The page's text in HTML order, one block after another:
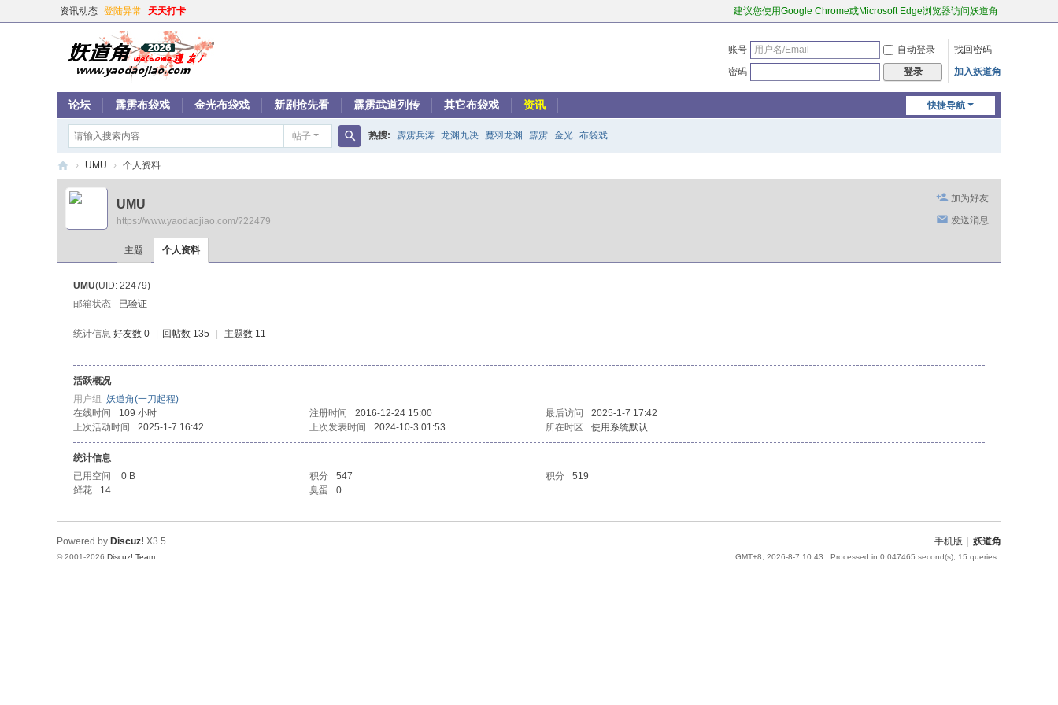
资讯动态 登陆异常 天天打卡 建议您使用Google Chrome或Microsoft Edge浏览器访问妖道角
账号 自动登录
找回密码
密码
登录 加入妖道角
快捷导航
论坛 霹雳布袋戏 金光布袋戏 新剧抢先看 霹雳武道列传 其它布袋戏 资讯
帖子
索
热搜: 霹雳兵涛 龙渊九决 魔羽龙渊 霹雳 金光 布袋戏
妖
角
› UMU › 个人资料
加为好友
发送消息
UMU
https://www.yaodaojiao.com/?22479
主题 个人资料
UMU(UID: 22479)
邮箱状态
已验证
统计信息 好友数 0 回帖数 135 主题数 11
活跃概况
用户组 妖道角(一刀起程)
在线时间
109 小时 注册时间 2016-12-24 15:00 最后访问
2025-1-7 17:42
上次活动时间
2025-1-7 16:42 上次发表时间 2024-10-3 01:53 所在时区 使用系统默认
统计信息
已用空间
0 B 积分 547 积分
519
鲜花
14 臭蛋 0
手机版 妖道角
GMT+8, 2026-8-7 10:43 , Processed in 0.047465 second(s), 15 queries .
Powered by Discuz! X3.5
© 2001-2026 Discuz! Team